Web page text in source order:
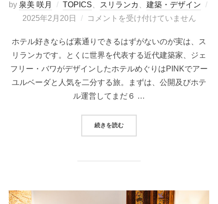
by 泉美 咲月 TOPICS スリランカ
建築・デザイン
投
日:
2025年2月20日 コメントを受け付けていません
ホテル好きならば素通りできるはずがないのが実は、ス
リランカです。とくに世界を代表する近代建築家、ジェ
フリー・バワがデザインしたホテルめぐりはPINKでアー
ユルベーダと人気を二分する旅。まずは、公開及びホテ
ル運営してまだ６ …
続きを読む“ようこそ、デ・サラム家へ 泊れ